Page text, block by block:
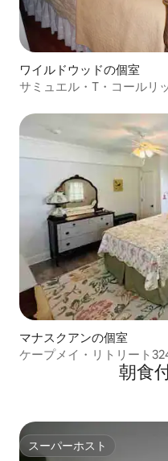
ワイルドウッドの個室
サミュエル・T・コールリ
マナスクアンの個室
ケープメイ・リトリート
朝食
スーパーホスト
スーパーホスト